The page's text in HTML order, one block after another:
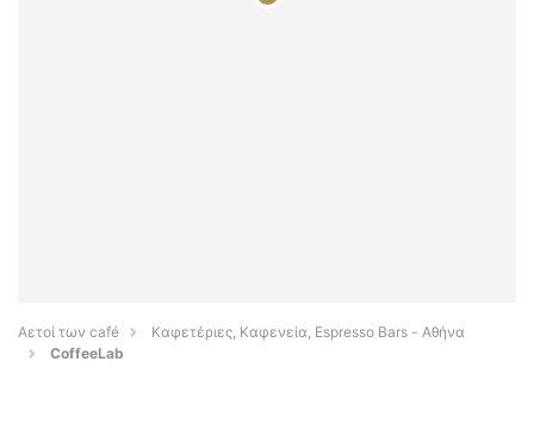
Αετοί των café
Καφετέριες, Καφενεία, Espresso Bars - Αθήνα
CoffeeLab